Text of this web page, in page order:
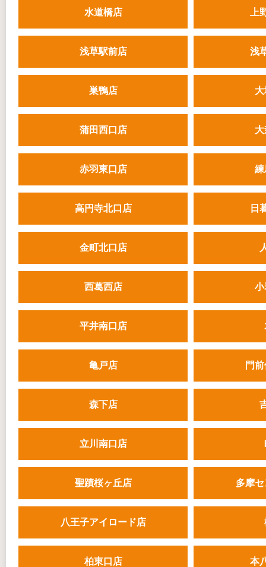
水道橋店 上
浅草駅前店 浅
巣鴨店
蒲田西口店
赤羽東口店 練
高円寺北口店 日
金町北口店
西葛西店 小
平井南口店
亀戸店 門
森下店
立川南口店
聖蹟桜ヶ丘店 多摩
八王子アイロード店
柏東口店 本